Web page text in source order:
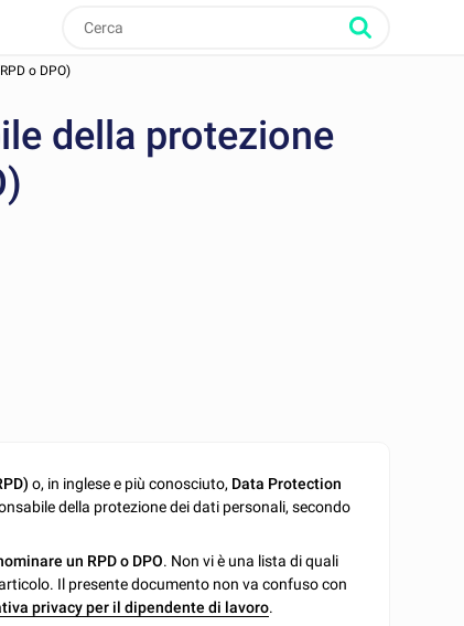
o DPO)
della protezione
o, in inglese e più conosciuto, Data Protection
della protezione dei dati personali, secondo
un RPD o DPO. Non vi è una lista di quali
Il presente documento non va confuso con
privacy per il dipendente di lavoro.